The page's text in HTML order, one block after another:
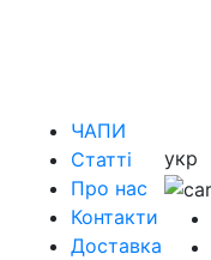
ЧАПИ
Статті
Про нас
Контакти
Доставка
укр